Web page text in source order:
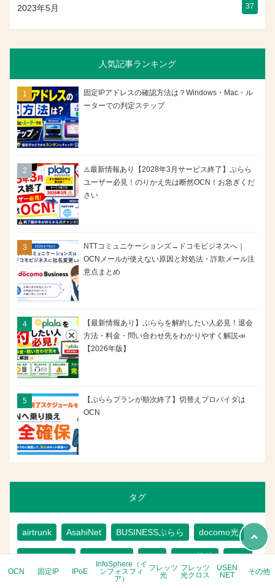
2023年5月 37
人気記事ランキング
固定IPアドレスの確認方法は？Windows・Mac・ル
ーターでの判定ステップ
⚠️最新情報あり【2028年3月サービス終了】ぷらら
ユーザー必見！のりかえ先は断然OCN！お急ぎくだ
さい
NTTコミュニケーションズ→ドコモビジネスへ｜
OCNメールが使えない原因と対処法・詐欺メール注
意点まとめ
【最新情報あり】ぷららを解約したい人必見！退会
方法・料金・問い合わせ先をわかりやすく解説📣
【2026年版】
【ぷららプランが順次終了】切替えプロバイダは
OCN
タグ
airtrunk AsahiNet BUSINESSぷらら docomo光
DoRACOON InfoSphere IPoE MNO接続 OCN
OCN光 OCN即日 OCN固定IP
OCN 固定IP IPoE
InfoSphere（イ
ンフォスフィ
ア）
フレッツ
光
フレッツ
光クロス
USEN
NET
その他